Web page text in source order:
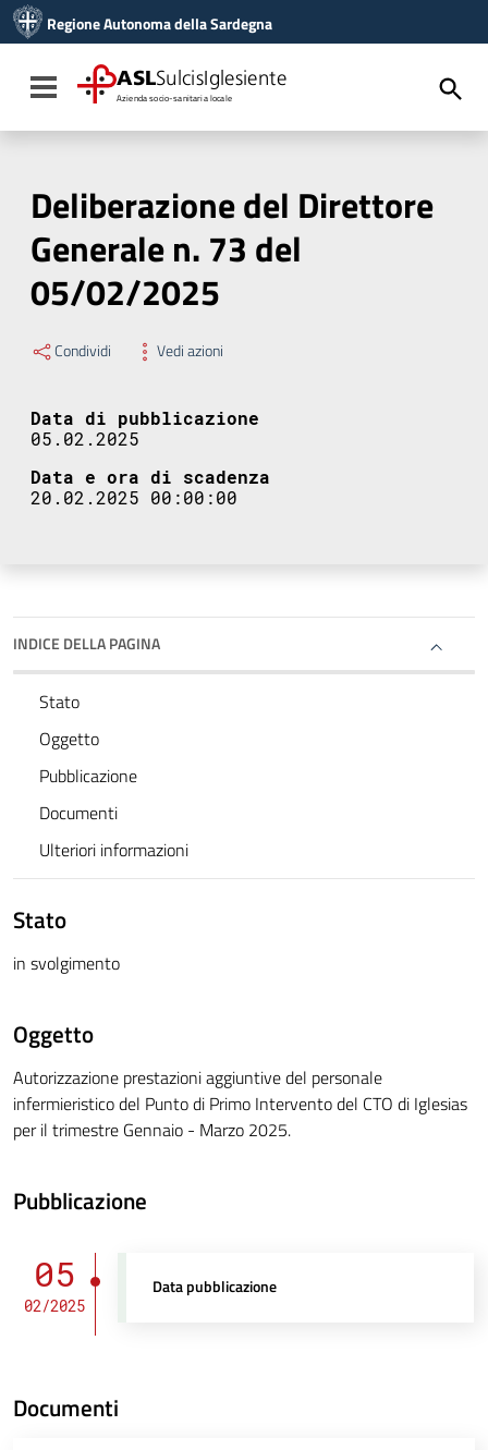
Vai al menu di navigazione
Vai al footer
Regione Autonoma della Sardegna
Toggle navigation
ASLSulcisIglesiente
Azienda socio-sanitaria locale
Deliberazione del Direttore
Generale n. 73 del
05/02/2025
Condividi Vedi azioni
Data di pubblicazione
05.02.2025
Data e ora di scadenza
20.02.2025 00:00:00
INDICE DELLA PAGINA
Stato
Oggetto
Pubblicazione
Documenti
Ulteriori informazioni
Stato
in svolgimento
Oggetto
Autorizzazione prestazioni aggiuntive del personale
infermieristico del Punto di Primo Intervento del CTO di Iglesias
per il trimestre Gennaio - Marzo 2025.
Pubblicazione
05
02/2025
Data pubblicazione
Documenti